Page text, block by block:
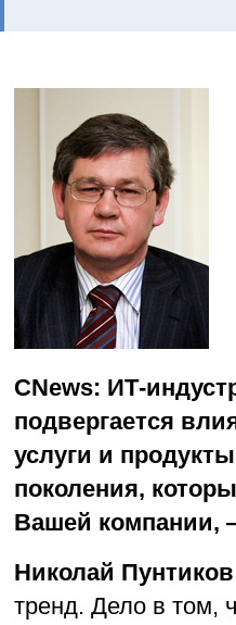
CNews: ИТ-
подвергается
услуги и
поколения,
Вашей компании,
Николай
тренд. Дело в том,